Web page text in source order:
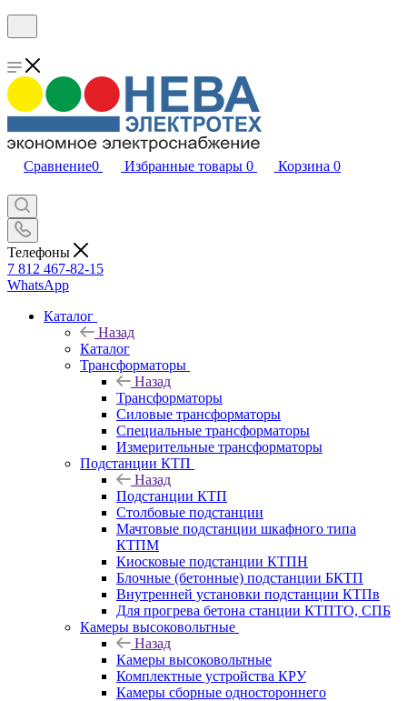
Сравнение0 Избранные товары 0 Корзина 0
Телефоны
7 812 467-82-15
WhatsApp
Каталог
Назад
Каталог
Трансформаторы
Назад
Трансформаторы
Силовые трансформаторы
Специальные трансформаторы
Измерительные трансформаторы
Подстанции КТП
Назад
Подстанции КТП
Столбовые подстанции
Мачтовые подстанции шкафного типа
КТПМ
Киосковые подстанции КТПН
Блочные (бетонные) подстанции БКТП
Внутренней установки подстанции КТПв
Для прогрева бетона станции КТПТО, СПБ
Камеры высоковольтные
Назад
Камеры высоковольтные
Комплектные устройства КРУ
Камеры сборные одностороннего